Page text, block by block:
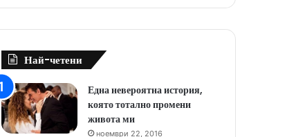
Най-четени
Една невероятна история,
която тотално промени
живота ми
ноември 22, 2016